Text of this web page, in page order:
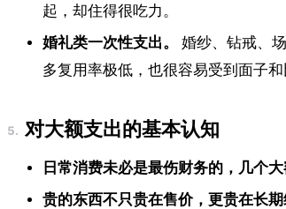
起，却住得很吃力。
婚礼类一次性支出。
婚纱、钻戒、
多复用率极低，也很容易受到面子和
对大额支出的基本认知
日常消费未必是最伤财务的，几个大
贵的东西不只贵在售价，更贵在长期